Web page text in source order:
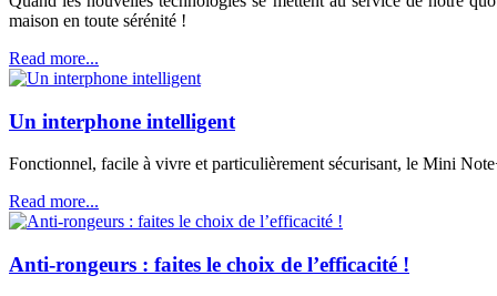
maison en toute sérénité !
Read more...
Un interphone intelligent
Fonctionnel, facile à vivre et particulièrement sécurisant, le Mini
Read more...
Anti-rongeurs : faites le choix de l’efficacité !